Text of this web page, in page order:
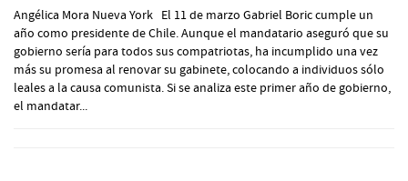
Angélica Mora Nueva York El 11 de marzo Gabriel Boric cumple un
año como presidente de Chile. Aunque el mandatario aseguró que su
gobierno sería para todos sus compatriotas, ha incumplido una vez
más su promesa al renovar su gabinete, colocando a individuos sólo
leales a la causa comunista. Si se analiza este primer año de gobierno,
el mandatar...